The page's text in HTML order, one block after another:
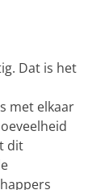
Dat is het
met elkaar
dit